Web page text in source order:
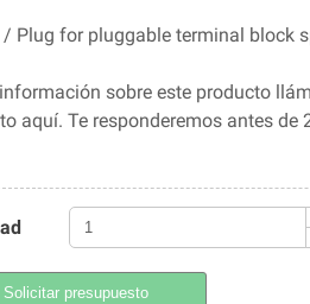
/ Plug for pluggable terminal block
sobre este producto
aquí. Te responderemos antes de
Solicitar presupuesto